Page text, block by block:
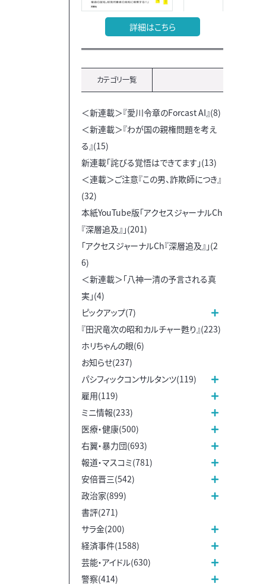
詳細はこちら
カテゴリ一覧
＜新連載＞『愛川令章のForcast AI』(8)
＜新連載＞『わが国の親権問題を考え
る』(15)
新連載「詫びる覚悟はできてます」(13)
＜連載＞ご注意『この男、詐欺師につき』
(32)
本紙YouTube版「アクセスジャーナルCh
『深層追及』」(201)
「アクセスジャーナルCh『深層追及』」(2
6)
＜新連載＞「八神一清の予言される真
実」(4)
ピックアップ(7)
『田沢竜次の昭和カルチャー甦り』(223)
ホリちゃんの眼(6)
お知らせ(237)
パシフィックコンサルタンツ(119)
雇用(119)
ミニ情報(233)
医療・健康(500)
右翼・暴力団(693)
報道・マスコミ(781)
安倍晋三(542)
政治家(899)
書評(271)
サラ金(200)
経済事件(1588)
芸能・アイドル(630)
警察(414)